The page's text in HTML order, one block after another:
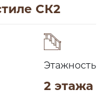
СК2
Этажность
2 этажа